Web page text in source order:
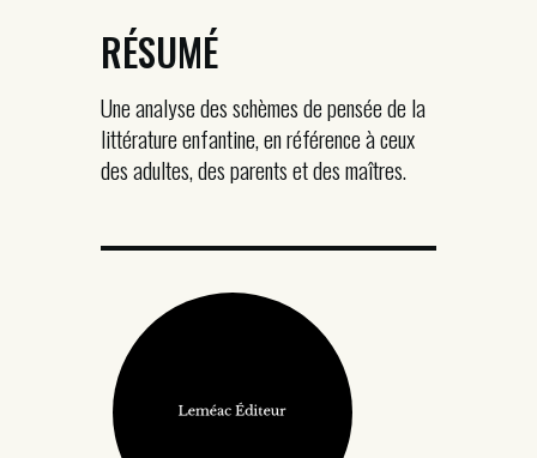
RÉSUMÉ
Une analyse des schèmes de pensée de la
littérature enfantine, en référence à ceux
des adultes, des parents et des maîtres.